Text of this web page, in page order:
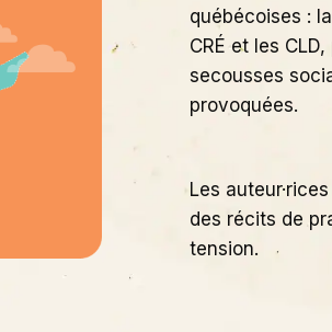
québécoises :
CRÉ et les
secousses
provoquées.
Les
des récits de
tension.